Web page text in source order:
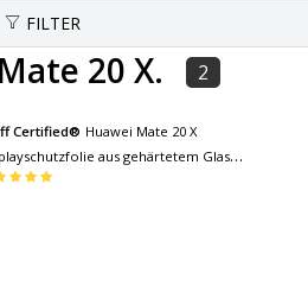
FILTER
20 X. 2
Certified® Huawei Mate 20 X
aus gehärtetem Glas
aus gehärtetem Glas